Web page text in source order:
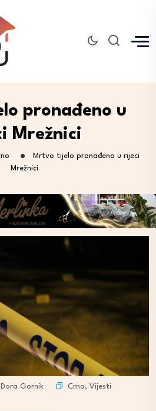
pronađeno u
Mrežnici
Mrtvo tijelo pronađeno u rijeci
Mrežnici
Dora Gornik Crno, Vijesti